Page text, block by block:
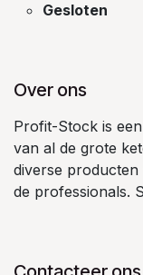
Gesloten
Over ons
Profit-Stock is
van al de grote
diverse
de professionals.